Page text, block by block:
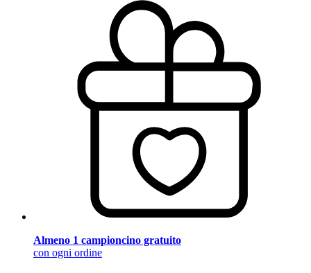
Almeno 1 campioncino gratuito
con ogni ordine